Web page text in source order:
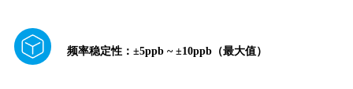
频率稳定性：±5ppb ~ ±10ppb（最大值）